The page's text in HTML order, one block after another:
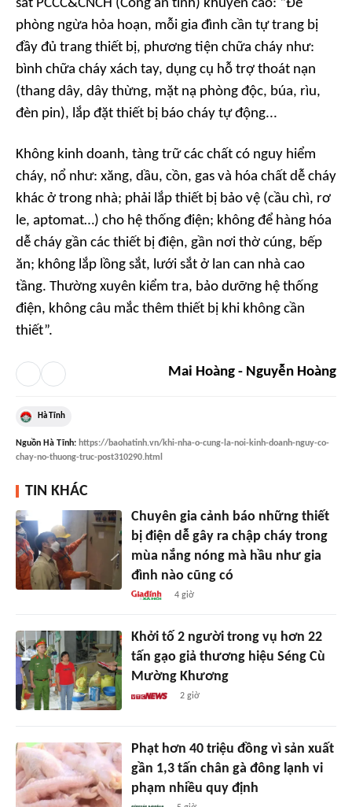
sát PCCC&CNCH (Công an tỉnh) khuyến cáo: “Để
phòng ngừa hỏa hoạn, mỗi gia đình cần tự trang bị
đầy đủ trang thiết bị, phương tiện chữa cháy như:
bình chữa cháy xách tay, dụng cụ hỗ trợ thoát nạn
(thang dây, dây thừng, mặt nạ phòng độc, búa, rìu,
đèn pin), lắp đặt thiết bị báo cháy tự động...
Không kinh doanh, tàng trữ các chất có nguy hiểm
cháy, nổ như: xăng, dầu, cồn, gas và hóa chất dễ cháy
khác ở trong nhà; phải lắp thiết bị bảo vệ (cầu chì, rơ
le, aptomat…) cho hệ thống điện; không để hàng hóa
dễ cháy gần các thiết bị điện, gần nơi thờ cúng, bếp
ăn; không lắp lồng sắt, lưới sắt ở lan can nhà cao
tầng. Thường xuyên kiểm tra, bảo dưỡng hệ thống
điện, không câu mắc thêm thiết bị khi không cần
thiết”.
Mai Hoàng - Nguyễn Hoàng
Hà Tĩnh
Nguồn Hà Tĩnh: https://baohatinh.vn/khi-nha-o-cung-la-noi-kinh-doanh-nguy-co-
chay-no-thuong-truc-post310290.html
TIN KHÁC
Chuyên gia cảnh báo những thiết
bị điện dễ gây ra chập cháy trong
mùa nắng nóng mà hầu như gia
đình nào cũng có
4 giờ
Khởi tố 2 người trong vụ hơn 22
tấn gạo giả thương hiệu Séng Cù
Mường Khương
2 giờ
Phạt hơn 40 triệu đồng vì sản xuất
gần 1,3 tấn chân gà đông lạnh vi
phạm nhiều quy định